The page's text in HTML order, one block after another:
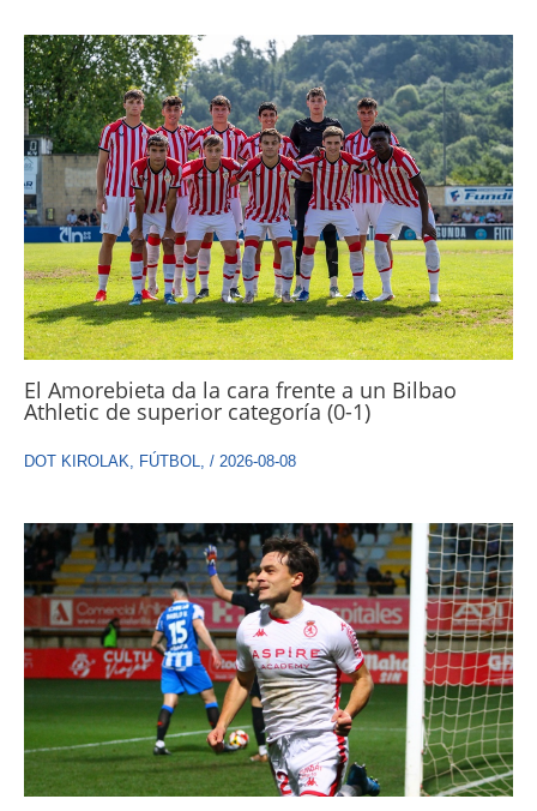
El Amorebieta da la cara frente a un Bilbao
Athletic de superior categoría (0-1)
DOT KIROLAK, FÚTBOL, / 2026-08-08